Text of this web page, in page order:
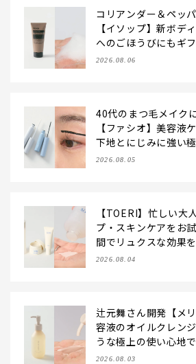
コリアンダー＆ペッ
【イソップ】新ボデ
へのごほうびにもギ
2026.08.06
40代のまつ毛メイク
【ファシオ】美容液
下地とにじみに強い
をお試し
2026.08.05
【TOERI】忙しい大
プ・スキンケアをお
間でリュクスな効果を
2026.08.04
辻元舞さん開発【メ
容液のオイルクレン
うな極上の使い心地
く！
2026.08.03